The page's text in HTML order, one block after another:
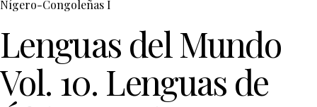
Nígero-Congoleñas I
Lenguas del Mundo
Vol. 10. Lenguas de